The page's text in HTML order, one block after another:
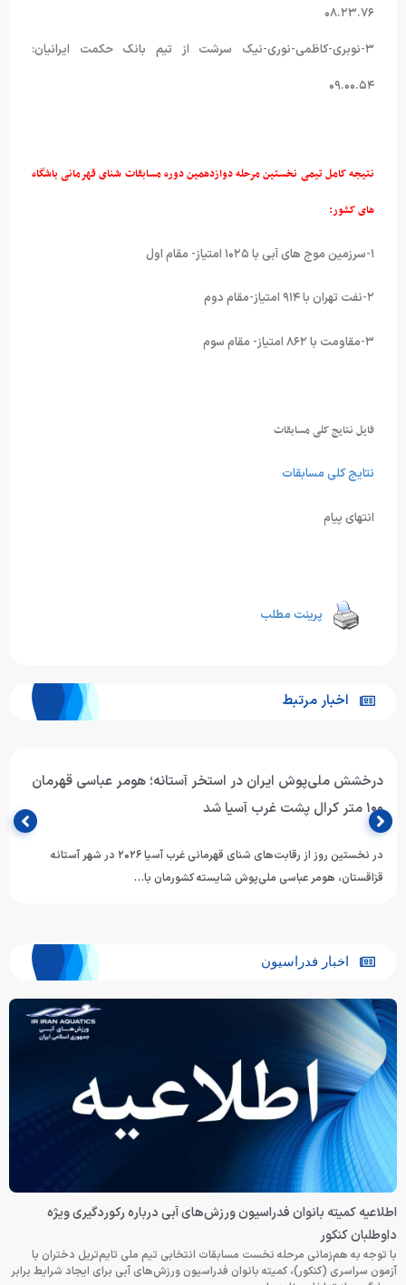
۰۸.۲۳.۷۶
۳-نوبری-کاظمی-نوری-نیک سرشت از تیم بانک حکمت ایرانیان:
۰۹.۰۰.۵۴
نتیجه کامل تیمی نخستین مرحله دوازدهمین دوره مسابقات شنای قهرمانی باشگاه
های کشور:
۲-نفت تهران با ۹۱۴ امتیاز-مقام دوم
۳-مقاومت با ۸۶۲ امتیاز- مقام سوم
فایل نتایج کلی مسابقات
نتایج کلی مسابقات
انتهای پیام
پرینت مطلب
اخبار مرتبط
حضور هومر عباسی در قهرمانی شنای غرب آسیا؛
هومر عباسی شناگر ملی‌پوش ایران، برای حضور در رقابت‌های قهرمانی شنای غرب
آسیا (AOSI West Asian Swimming Championships) وارد شهر…
اخبار فدراسیون
اطلاعیه کمیته بانوان فدراسیون ورزش‌های آبی درباره رکوردگیری ویژه
داوطلبان کنکور
با توجه به هم‌زمانی مرحله نخست مسابقات انتخابی تیم ملی تایم‌تریل دختران با
آزمون سراسری (کنکور)، کمیته بانوان فدراسیون ورزش‌های آبی برای ایجاد شرایط برابر